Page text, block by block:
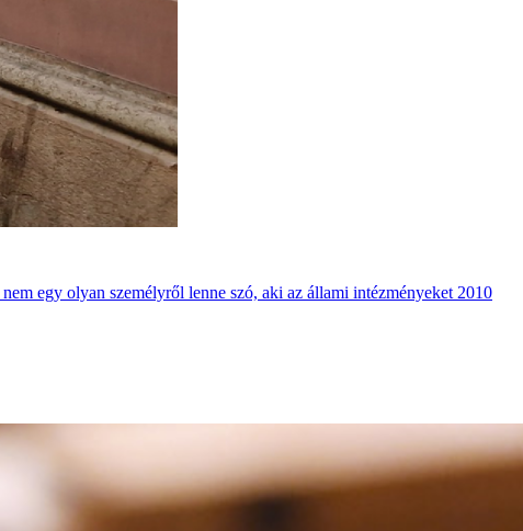
egy olyan személyről lenne szó, aki az állami intézményeket 2010